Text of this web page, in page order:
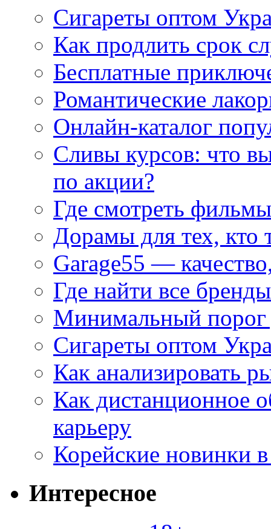
Сигареты оптом
Как продлить срок
Бесплатные
Романтические
Онлайн-каталог
Сливы курсов: что
по акции?
Где смотреть
Дорамы для тех, кто
Garage55 —
Где найти все
Минимальный порог
Сигареты оптом
Как анализировать
Как дистанционное
карьеру
Корейские новинки
Интересное